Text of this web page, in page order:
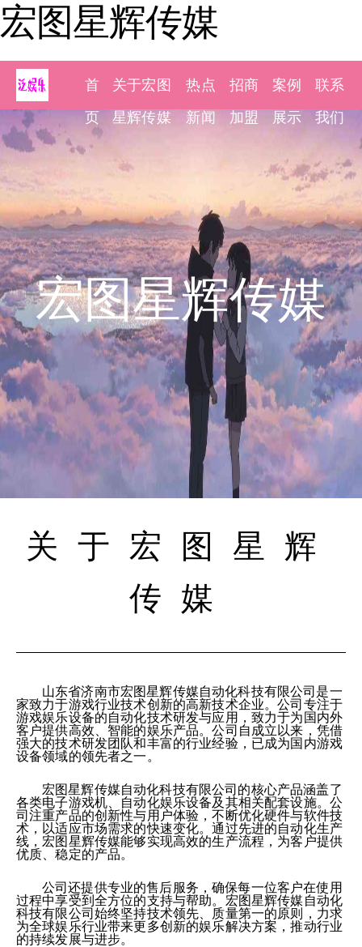
宏图星辉传媒
首
页
关于宏图
星辉传媒
热点
新闻
招商
加盟
案例
展示
联系
我们
宏图星辉传媒
关于宏图星辉
传媒
山东省济南市宏图星辉传媒自动化科技有限公司是一
家致力于游戏行业技术创新的高新技术企业。公司专注于
游戏娱乐设备的自动化技术研发与应用，致力于为国内外
客户提供高效、智能的娱乐产品。公司自成立以来，凭借
强大的技术研发团队和丰富的行业经验，已成为国内游戏
设备领域的领先者之一。
宏图星辉传媒自动化科技有限公司的核心产品涵盖了
各类电子游戏机、自动化娱乐设备及其相关配套设施。公
司注重产品的创新性与用户体验，不断优化硬件与软件技
术，以适应市场需求的快速变化。通过先进的自动化生产
线，宏图星辉传媒能够实现高效的生产流程，为客户提供
优质、稳定的产品。
公司还提供专业的售后服务，确保每一位客户在使用
过程中享受到全方位的支持与帮助。宏图星辉传媒自动化
科技有限公司始终坚持技术领先、质量第一的原则，力求
为全球娱乐行业带来更多创新的娱乐解决方案，推动行业
的持续发展与进步。